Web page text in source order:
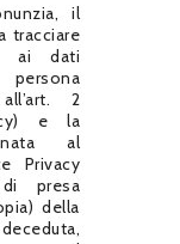
il
tracciare
ai dati
2
e la
al
Privacy
presa
della